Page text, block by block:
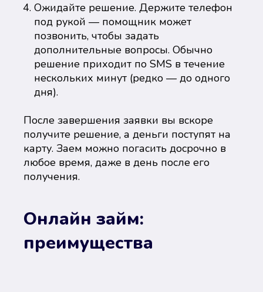
Ожидайте решение. Держите телефон
под рукой — помощник может
позвонить, чтобы задать
дополнительные вопросы. Обычно
решение приходит по SMS в течение
нескольких минут (редко — до одного
дня).
После завершения заявки вы вскоре
получите решение, а деньги поступят на
карту. Заем можно погасить досрочно в
любое время, даже в день после его
получения.
Онлайн займ:
преимущества